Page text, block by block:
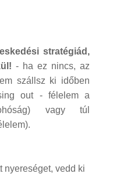
stratégiád,
- ha ez nincs, az
szállsz ki időben
out - félelem a
vagy túl
nyereséget, vedd ki